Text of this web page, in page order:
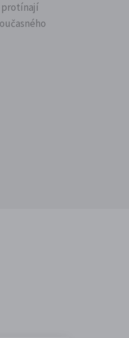
protínají